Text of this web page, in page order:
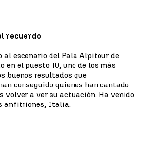
recuerdo
al escenario del Pala Alpitour de
en el puesto 10, uno de los más
buenos resultados que
conseguido quienes han cantado
volver a ver su actuación. Ha venido
anfitriones, Italia.